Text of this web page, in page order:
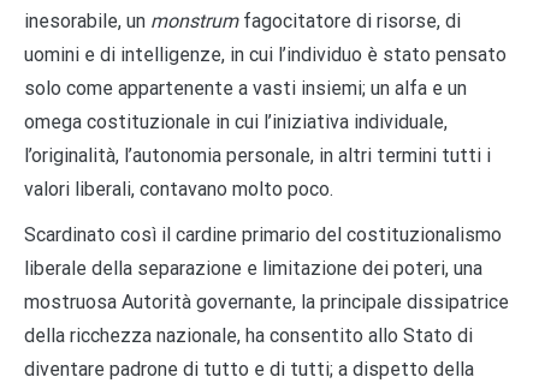
inesorabile, un monstrum fagocitatore di risorse, di
uomini e di intelligenze, in cui l’individuo è stato pensato
solo come appartenente a vasti insiemi; un alfa e un
omega costituzionale in cui l’iniziativa individuale,
l’originalità, l’autonomia personale, in altri termini tutti i
valori liberali, contavano molto poco.
Scardinato così il cardine primario del costituzionalismo
liberale della separazione e limitazione dei poteri, una
mostruosa Autorità governante, la principale dissipatrice
della ricchezza nazionale, ha consentito allo Stato di
diventare padrone di tutto e di tutti; a dispetto della